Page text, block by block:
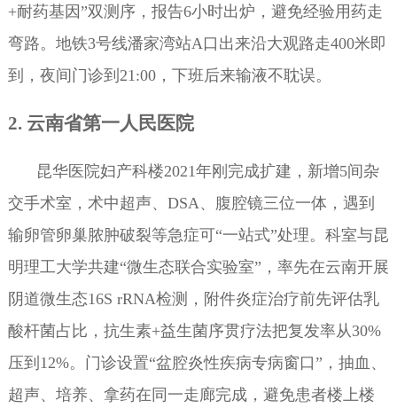
+耐药基因”双测序，报告6小时出炉，避免经验用药走
弯路。地铁3号线潘家湾站A口出来沿大观路走400米即
到，夜间门诊到21:00，下班后来输液不耽误。
2. 云南省第一人民医院
昆华医院妇产科楼2021年刚完成扩建，新增5间杂
交手术室，术中超声、DSA、腹腔镜三位一体，遇到
输卵管卵巢脓肿破裂等急症可“一站式”处理。科室与昆
明理工大学共建“微生态联合实验室”，率先在云南开展
阴道微生态16S rRNA检测，附件炎症治疗前先评估乳
酸杆菌占比，抗生素+益生菌序贯疗法把复发率从30%
压到12%。门诊设置“盆腔炎性疾病专病窗口”，抽血、
超声、培养、拿药在同一走廊完成，避免患者楼上楼